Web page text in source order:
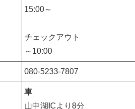
15:00～
チェックアウト
～10:00
080-5233-7807
車
山中湖ICより8分